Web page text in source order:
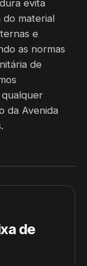
evita
material
e
as normas
de
da Avenida
de